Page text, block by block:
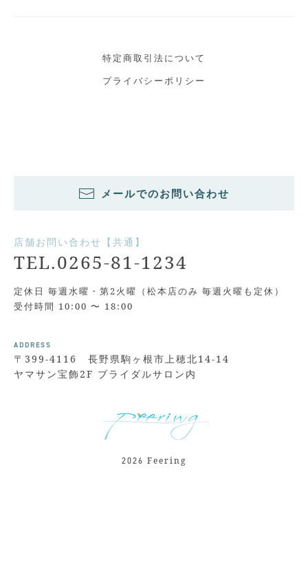
特定商取引法について
プライバシーポリシー
メールでのお問い合わせ
店舗お問い合わせ【共通】
TEL.0265-81-1234
定休日 毎週水曜・第2火曜（松本店のみ 毎週火曜も定休）
受付時間 10:00 〜 18:00
ADDRESS
〒399-4116 長野県駒ヶ根市上穂北14-14
ヤマサン宝飾2F ブライダルサロン内
2026 Feering